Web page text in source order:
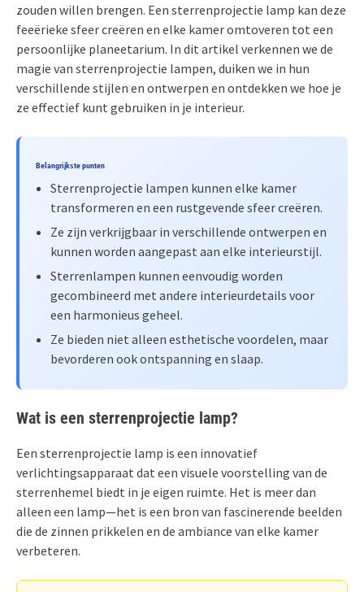
zouden willen brengen. Een sterrenprojectie lamp kan deze
feeërieke sfeer creëren en elke kamer omtoveren tot een
persoonlijke planeetarium. In dit artikel verkennen we de
magie van sterrenprojectie lampen, duiken we in hun
verschillende stijlen en ontwerpen en ontdekken we hoe je
ze effectief kunt gebruiken in je interieur.
Belangrijkste punten
Sterrenprojectie lampen kunnen elke kamer
transformeren en een rustgevende sfeer creëren.
Ze zijn verkrijgbaar in verschillende ontwerpen en
kunnen worden aangepast aan elke interieurstijl.
Sterrenlampen kunnen eenvoudig worden
gecombineerd met andere interieurdetails voor
een harmonieus geheel.
Ze bieden niet alleen esthetische voordelen, maar
bevorderen ook ontspanning en slaap.
Wat is een sterrenprojectie lamp?
Een sterrenprojectie lamp is een innovatief
verlichtingsapparaat dat een visuele voorstelling van de
sterrenhemel biedt in je eigen ruimte. Het is meer dan
alleen een lamp—het is een bron van fascinerende beelden
die de zinnen prikkelen en de ambiance van elke kamer
verbeteren.